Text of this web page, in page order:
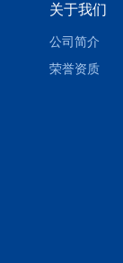
关于我们
公司简介
荣誉资质